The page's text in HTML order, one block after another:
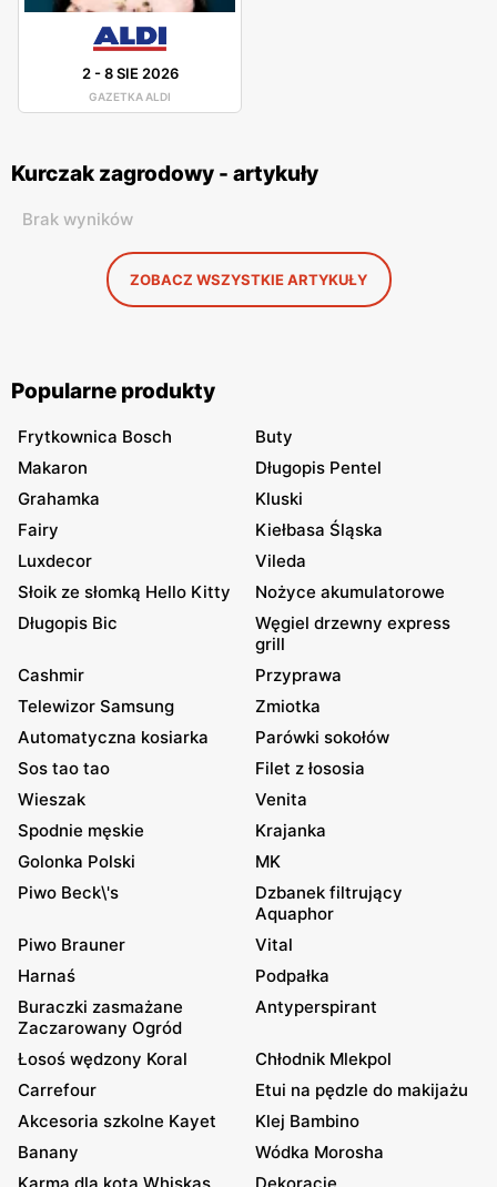
2-8 SIE 2026
GAZETKA ALDI
Kurczak zagrodowy - artykuły
Brak wyników
ZOBACZ WSZYSTKIE ARTYKUŁY
Popularne produkty
Frytkownica Bosch
Buty
Makaron
Długopis Pentel
Grahamka
Kluski
Fairy
Kiełbasa Śląska
Luxdecor
Vileda
Słoik ze słomką Hello Kitty
Nożyce akumulatorowe
Długopis Bic
Węgiel drzewny express
grill
Cashmir
Przyprawa
Telewizor Samsung
Zmiotka
Automatyczna kosiarka
Parówki sokołów
Sos tao tao
Filet z łososia
Wieszak
Venita
Spodnie męskie
Krajanka
Golonka Polski
MK
Piwo Beck\'s
Dzbanek filtrujący
Aquaphor
Piwo Brauner
Vital
Harnaś
Podpałka
Buraczki zasmażane
Zaczarowany Ogród
Antyperspirant
Łosoś wędzony Koral
Chłodnik Mlekpol
Carrefour
Etui na pędzle do makijażu
Akcesoria szkolne Kayet
Klej Bambino
Banany
Wódka Morosha